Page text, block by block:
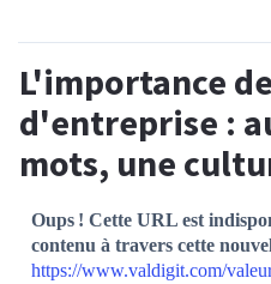
L'importance
d'entreprise :
mots, une
Oups ! Cette URL est
contenu à travers cette
https://www.valdigit.com/